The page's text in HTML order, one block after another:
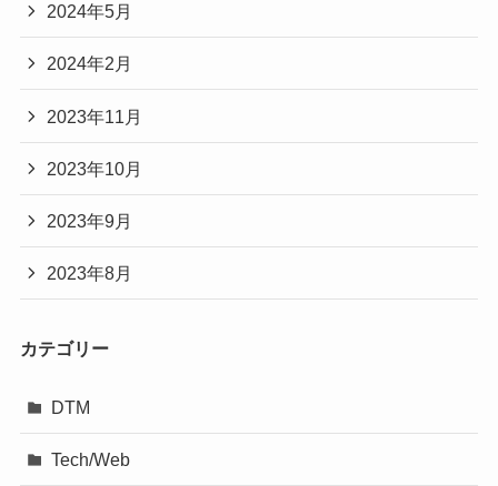
2024年5月
2024年2月
2023年11月
2023年10月
2023年9月
2023年8月
カテゴリー
DTM
Tech/Web